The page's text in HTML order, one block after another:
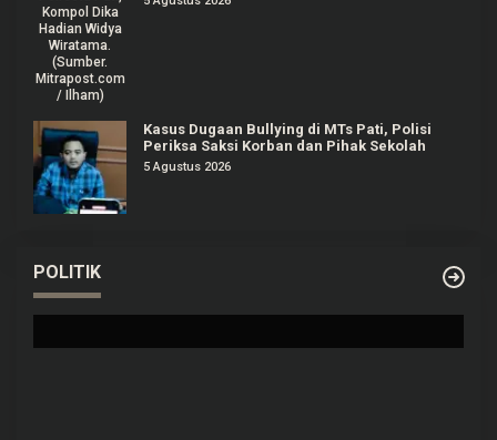
Kasus Dugaan Bullying di MTs Pati, Polisi
Periksa Saksi Korban dan Pihak Sekolah
5 Agustus 2026
POLITIK
Mengulang Sejarah Sang Ayah
Di Politik